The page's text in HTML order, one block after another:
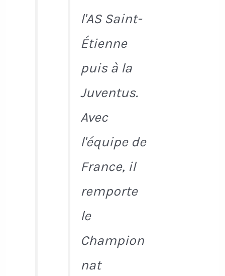
l'AS Saint-
Étienne
puis à la
Juventus.
Avec
l'équipe de
France, il
remporte
le
Champion
nat